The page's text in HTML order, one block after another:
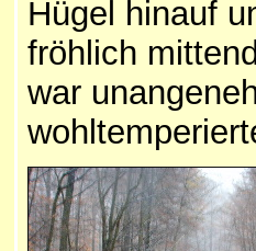
Hügel hinauf
fröhlich
war